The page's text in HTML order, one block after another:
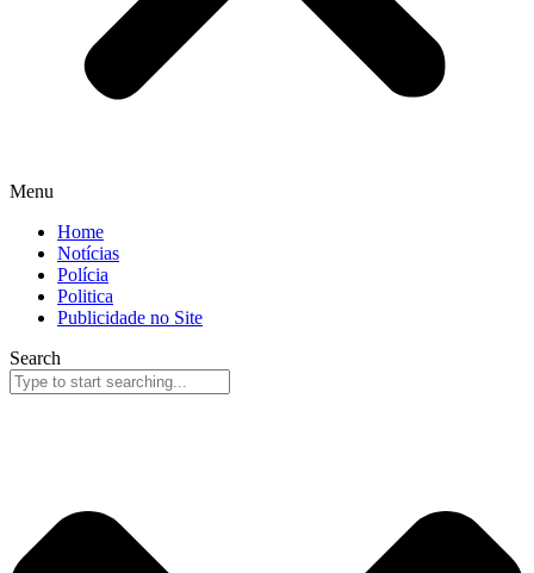
Menu
Home
Notícias
Polícia
Politica
Publicidade no Site
Search